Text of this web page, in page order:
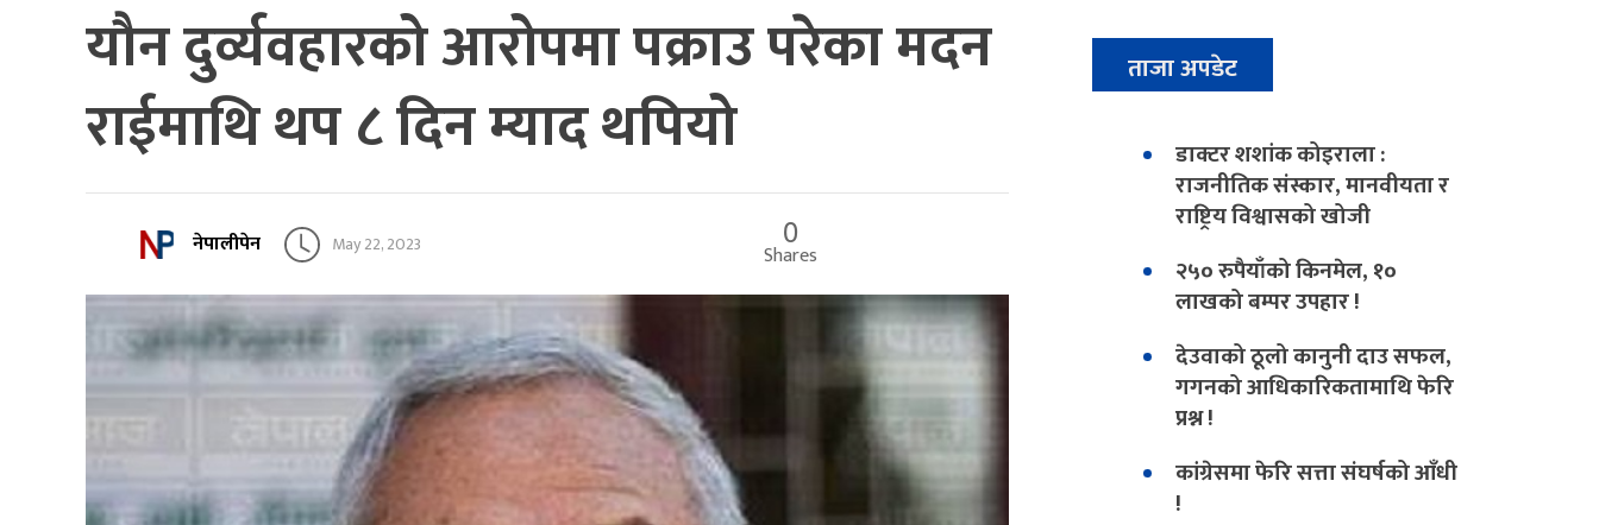
यौन दुर्व्यवहारको आरोपमा पक्राउ परेका मदन
राईमाथि थप ८ दिन म्याद थपियो
नेपालीपेन May 22, 2023 0
Shares
ताजा अपडेट
डाक्टर शशांक कोइराला :
राजनीतिक संस्कार, मानवीयता र
राष्ट्रिय विश्वासको खोजी
२५० रुपैयाँको किनमेल, १०
लाखको बम्पर उपहार !
देउवाको ठूलो कानुनी दाउ सफल,
गगनको आधिकारिकतामाथि फेरि
प्रश्न !
कांग्रेसमा फेरि सत्ता संघर्षको आँधी
!